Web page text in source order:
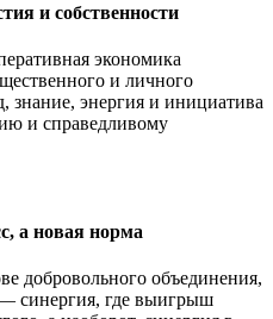
и собственности
экономика
и личного
знание, энергия и инициатива
и справедливому
а новая норма
добровольного объединения,
синергия, где выигрыш